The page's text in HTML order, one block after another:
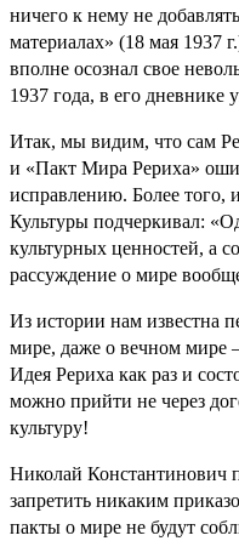
ничего к нему не
материалах» (18 мая 1937
вполне осознал свое
1937 года, в его дневнике
Итак, мы видим, что сам
и «Пакт Мира Рериха»
исправлению. Более того,
Культуры подчеркивал:
культурных ценностей, а
рассуждение о мире
Из истории нам известна
мире, даже о вечном мире
Идея Рериха как раз и
можно прийти не через
культуру!
Николай Константинович
запретить никаким
пакты о мире не будут